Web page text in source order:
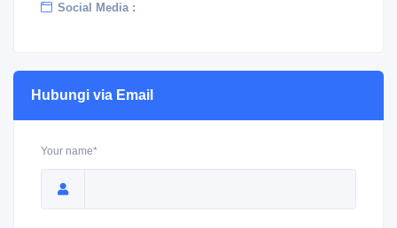
Social Media :
Hubungi via Email
Your name*